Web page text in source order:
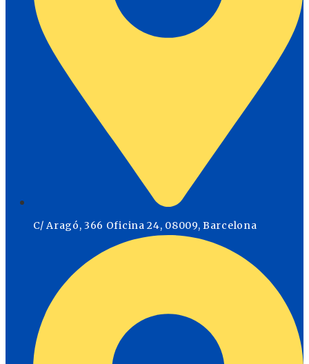
C/ Aragó, 366 Oficina 24, 08009, Barcelona